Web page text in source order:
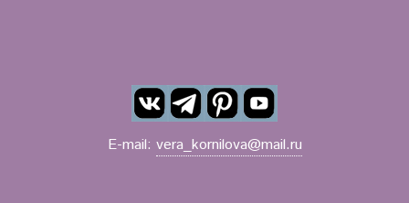
E-mail: vera_kornilova@mail.ru